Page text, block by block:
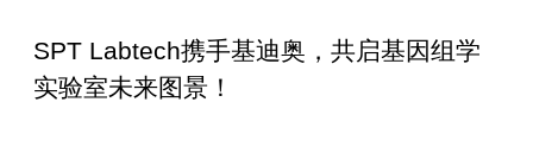
SPT Labtech携手基迪奥，共启基因组学
实验室未来图景！